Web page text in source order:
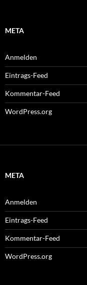
META
Anmelden
Eintrags-Feed
Kommentar-Feed
WordPress.org
META
Anmelden
Eintrags-Feed
Kommentar-Feed
WordPress.org